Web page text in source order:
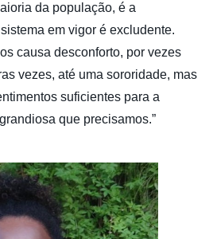
da população, é a
em vigor é excludente.
causa desconforto, por vezes
vezes, até uma sororidade, mas
suficientes para a
que precisamos.”